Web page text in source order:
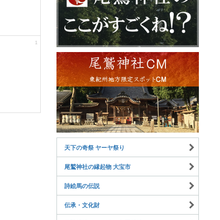
1
天下の奇祭 ヤーヤ祭り
尾鷲神社の縁起物 大宝市
詩絵馬の伝説
伝承・文化財